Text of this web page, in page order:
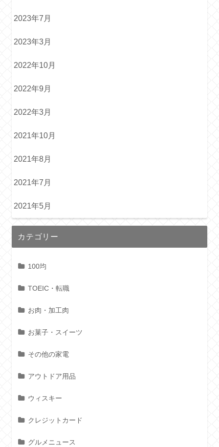
2023年7月
2023年3月
2022年10月
2022年9月
2022年3月
2021年10月
2021年8月
2021年7月
2021年5月
カテゴリー
100均
TOEIC・転職
お肉・加工肉
お菓子・スイーツ
その他の家電
アウトドア用品
ウィスキー
クレジットカード
グルメニュース